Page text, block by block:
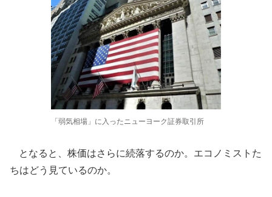
「弱気相場」に入ったニューヨーク証券取引所
となると、株価はさらに続落するのか。エコノミストた
ちはどう見ているのか。